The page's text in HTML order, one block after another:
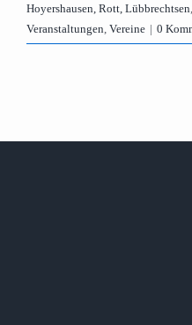
Hoyershausen, Rott, Lübbrechtsen,
Veranstaltungen, Vereine | 0